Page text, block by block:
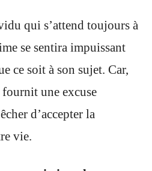
qui s’attend toujours à
se sentira impuissant
ce soit à son sujet. Car,
une excuse
d’accepter la
vie.